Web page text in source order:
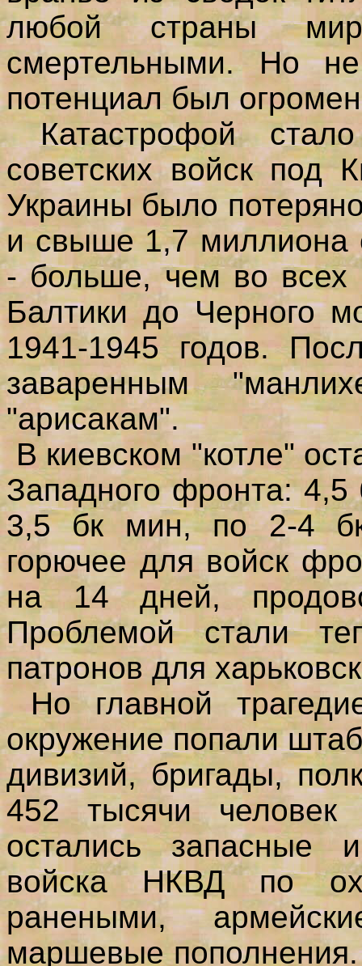
любой страны
смертельными. Но
потенциал был
Катастрофой стало
советских войск под
Украины было
и свыше 1,7 миллиона
- больше, чем во всех
Балтики до Черного
1941-1945 годов.
заваренным
"арисакам".
В киевском "котле"
Западного фронта: 4,5
3,5 бк мин, по 2-4
горючее для войск
на 14 дней,
Проблемой стали
патронов для
Но главной
окружение попали
дивизий, бригады,
452 тысячи
остались запасные
войска НКВД по
ранеными,
маршевые